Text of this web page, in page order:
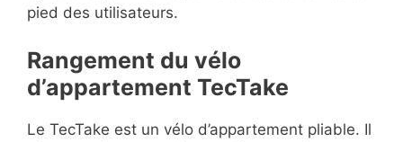
pied des utilisateurs.
Rangement du vélo
d’appartement TecTake
Le TecTake est un vélo d’appartement pliable. Il